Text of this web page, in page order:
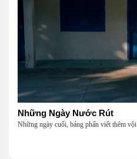
Những Ngày Nước Rút
Những ngày cuối, bảng phấn viết thêm vội